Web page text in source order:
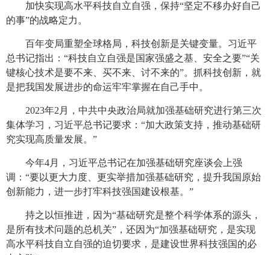
加快实现高水平科技自立自强，保持“坚定不移办好自己
的事”的战略定力。
百年变局重塑全球格局，科技创新是关键变量。习近平
总书记指出：“科技自立自强是国家强盛之基、安全之要”“关
键核心技术是要不来、买不来、讨不来的”。抓科技创新，就
是把我国发展进步的命运牢牢掌握在自己手中。
2023年2月，中共中央政治局就加强基础研究进行第三次
集体学习，习近平总书记要求：“加大政策支持，推动基础研
究实现高质量发展。”
今年4月，习近平总书记在加强基础研究座谈会上强
调：“要以更大力度、更实举措加强基础研究，提升我国原始
创新能力，进一步打牢科技强国建设根基。”
持之以恒推进，因为“基础研究是整个科学体系的源头，
是所有技术问题的总机关”，还因为“加强基础研究，是实现
高水平科技自立自强的迫切要求，是建设世界科技强国的必